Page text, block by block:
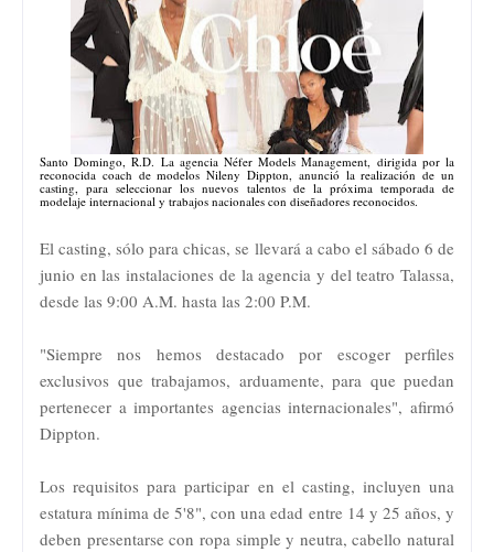
Santo Domingo, R.D. La agencia Néfer Models Management, dirigida por la
reconocida coach de modelos Nileny Dippton, anunció la realización de un
casting, para seleccionar los nuevos talentos de la próxima temporada de
modelaje internacional y trabajos nacionales con diseñadores reconocidos.
El casting, sólo para chicas, se llevará a cabo el sábado 6 de
junio en las instalaciones de la agencia y del teatro Talassa,
desde las 9:00 A.M. hasta las 2:00 P.M.
"Siempre nos hemos destacado por escoger perfiles
exclusivos que trabajamos, arduamente, para que puedan
pertenecer a importantes agencias internacionales", afirmó
Dippton.
Los requisitos para participar en el casting, incluyen una
estatura mínima de 5'8", con una edad entre 14 y 25 años, y
deben presentarse con ropa simple y neutra, cabello natural